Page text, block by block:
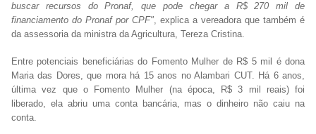
buscar recursos do Pronaf, que pode chegar a R$ 270 mil de
financiamento do Pronaf por CPF", explica a vereadora que também é
da assessoria da ministra da Agricultura, Tereza Cristina.
Entre potenciais beneficiárias do Fomento Mulher de R$ 5 mil é dona
Maria das Dores, que mora há 15 anos no Alambari CUT. Há 6 anos,
última vez que o Fomento Mulher (na época, R$ 3 mil reais) foi
liberado, ela abriu uma conta bancária, mas o dinheiro não caiu na
conta.